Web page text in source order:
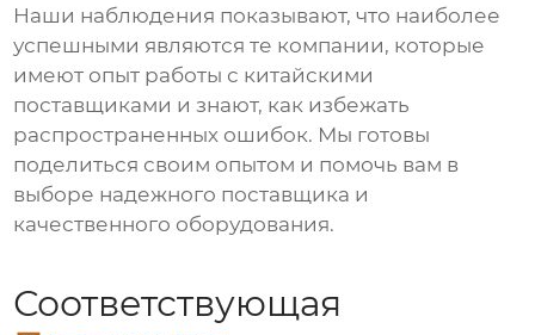
Наши наблюдения показывают, что наиболее
успешными являются те компании, которые
имеют опыт работы с китайскими
поставщиками и знают, как избежать
распространенных ошибок. Мы готовы
поделиться своим опытом и помочь вам в
выборе надежного поставщика и
качественного оборудования.
Соответствующая